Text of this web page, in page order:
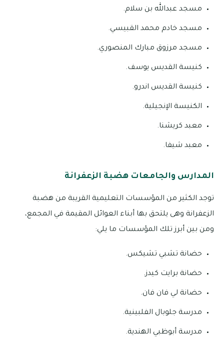
مسجد عبدالله بن سلام.
مسجد خادم محمد القبيسي.
مسجد مرزوق مبارك المنصوري.
كنيسة القديس يوسف.
كنيسة القديس اندرو.
الكنيسة الإنجيلية.
معبد كريشنا.
معبد شيفا.
المدارس والجامعات هضبة الزعفرانة
توجد الكثير من المؤسسات التعليمية القريبة من هضبة
الزعفرانة وهى يلتحق بها أبناء العوائل المقيمة في المجمع،
ومن بين أبرز تلك المؤسسات ما يلي:
حضانة تشبي تشيكس.
حضانة برايت كيدز.
حضانة لي فان فان.
مدرسة جلوبال الفلبينية.
مدرسة أبوظبي الهندية.